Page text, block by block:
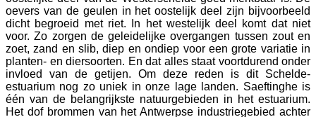
oevers van de geulen in het oostelijk deel zijn bijvoorbeeld
dicht begroeid met riet. In het westelijk deel komt dat niet
voor. Zo zorgen de geleidelijke overgangen tussen zout en
zoet, zand en slib, diep en ondiep voor een grote variatie in
planten- en diersoorten. En dat alles staat voortdurend onder
invloed van de getijen. Om deze reden is dit Schelde-
estuarium nog zo uniek in onze lage landen. Saeftinghe is
één van de belangrijkste natuurgebieden in het estuarium.
Het dof brommen van het Antwerpse industriegebied achter